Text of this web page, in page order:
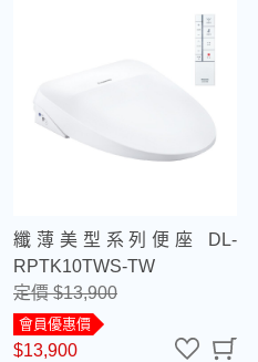
纖薄美型系列便座 DL-
RPTK10TWS-TW
定價 $13,900
會員優惠價
$13,900